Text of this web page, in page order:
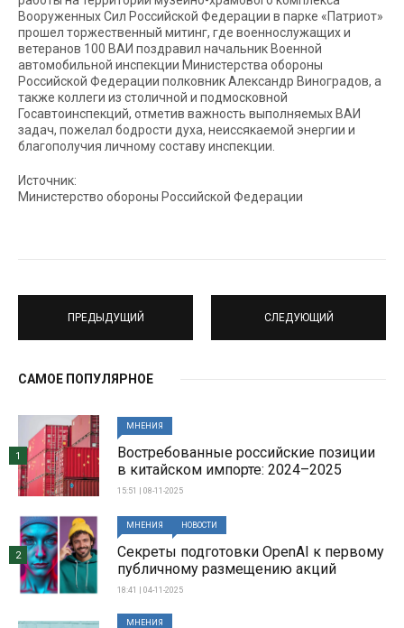
Вооруженных Сил Российской Федерации в парке «Патриот»
прошел торжественный митинг, где военнослужащих и
ветеранов 100 ВАИ поздравил начальник Военной
автомобильной инспекции Министерства обороны
Российской Федерации полковник Александр Виноградов, а
также коллеги из столичной и подмосковной
Госавтоинспекций, отметив важность выполняемых ВАИ
задач, пожелал бодрости духа, неиссякаемой энергии и
благополучия личному составу инспекции.
Источник:
Министерство обороны Российской Федерации
ПРЕДЫДУЩИЙ СЛЕДУЮЩИЙ
САМОЕ ПОПУЛЯРНОЕ
МНЕНИЯ
Востребованные российские позиции
в китайском импорте: 2024–2025
15:51 | 08-11-2025
1
МНЕНИЯ НОВОСТИ
Секреты подготовки OpenAI к первому
публичному размещению акций
18:41 | 04-11-2025
2
МНЕНИЯ